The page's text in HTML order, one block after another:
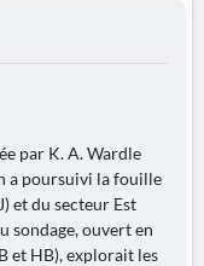
par K. A. Wardle
a poursuivi la fouille
et du secteur Est
sondage, ouvert en
et HB), explorait les